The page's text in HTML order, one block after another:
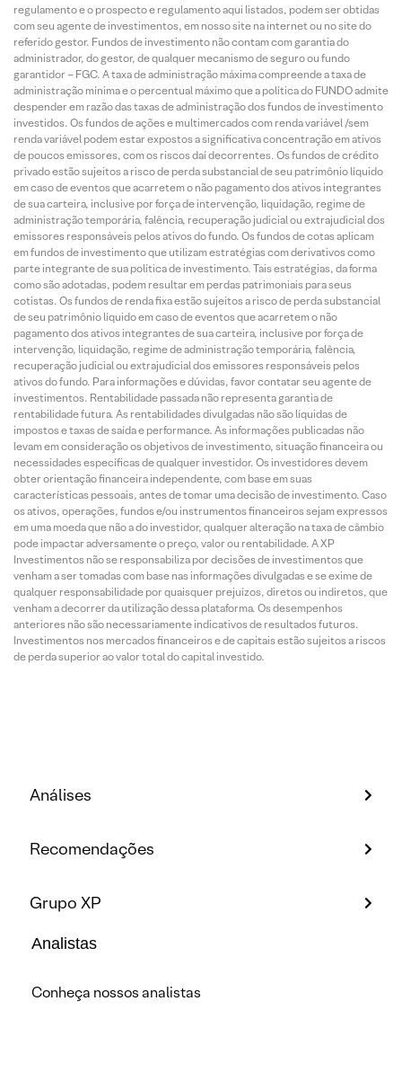
regulamento e o prospecto e regulamento aqui listados, podem ser obtidas
com seu agente de investimentos, em nosso site na internet ou no site do
referido gestor. Fundos de investimento não contam com garantia do
administrador, do gestor, de qualquer mecanismo de seguro ou fundo
garantidor – FGC. A taxa de administração máxima compreende a taxa de
administração mínima e o percentual máximo que a política do FUNDO admite
despender em razão das taxas de administração dos fundos de investimento
investidos. Os fundos de ações e multimercados com renda variável /sem
renda variável podem estar expostos a significativa concentração em ativos
de poucos emissores, com os riscos daí decorrentes. Os fundos de crédito
privado estão sujeitos a risco de perda substancial de seu patrimônio líquido
em caso de eventos que acarretem o não pagamento dos ativos integrantes
de sua carteira, inclusive por força de intervenção, liquidação, regime de
administração temporária, falência, recuperação judicial ou extrajudicial dos
emissores responsáveis pelos ativos do fundo. Os fundos de cotas aplicam
em fundos de investimento que utilizam estratégias com derivativos como
parte integrante de sua política de investimento. Tais estratégias, da forma
como são adotadas, podem resultar em perdas patrimoniais para seus
cotistas. Os fundos de renda fixa estão sujeitos a risco de perda substancial
de seu patrimônio líquido em caso de eventos que acarretem o não
pagamento dos ativos integrantes de sua carteira, inclusive por força de
intervenção, liquidação, regime de administração temporária, falência,
recuperação judicial ou extrajudicial dos emissores responsáveis pelos
ativos do fundo. Para informações e dúvidas, favor contatar seu agente de
investimentos. Rentabilidade passada não representa garantia de
rentabilidade futura. As rentabilidades divulgadas não são líquidas de
impostos e taxas de saída e performance. As informações publicadas não
levam em consideração os objetivos de investimento, situação financeira ou
necessidades específicas de qualquer investidor. Os investidores devem
obter orientação financeira independente, com base em suas
características pessoais, antes de tomar uma decisão de investimento. Caso
os ativos, operações, fundos e/ou instrumentos financeiros sejam expressos
em uma moeda que não a do investidor, qualquer alteração na taxa de câmbio
pode impactar adversamente o preço, valor ou rentabilidade. A XP
Investimentos não se responsabiliza por decisões de investimentos que
venham a ser tomadas com base nas informações divulgadas e se exime de
qualquer responsabilidade por quaisquer prejuízos, diretos ou indiretos, que
venham a decorrer da utilização dessa plataforma. Os desempenhos
anteriores não são necessariamente indicativos de resultados futuros.
Investimentos nos mercados financeiros e de capitais estão sujeitos a riscos
de perda superior ao valor total do capital investido.
Análises
Recomendações
Grupo XP
Analistas
Conheça nossos analistas